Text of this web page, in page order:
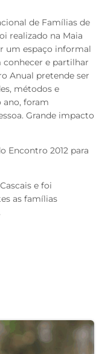
de Famílias de
realizado na Maia
um espaço informal
conhecer e partilhar
Anual pretende ser
métodos e
ano, foram
Grande impacto
Encontro 2012 para
e foi
as famílias